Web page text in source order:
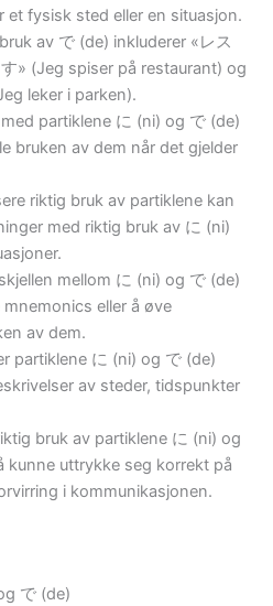
et fysisk sted eller en situasjon.
av で (de) inkluderer «レス
» (Jeg spiser på restaurant) og
leker i parken).
partiklene に (ni) og で (de)
bruken av dem når det gjelder
riktig bruk av partiklene kan
med riktig bruk av に (ni)
mellom に (ni) og で (de)
eller å øve
av dem.
partiklene に (ni) og で (de)
av steder, tidspunkter
bruk av partiklene に (ni) og
kunne uttrykke seg korrekt på
i kommunikasjonen.
で (de)